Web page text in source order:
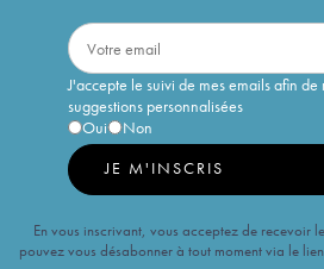
J'accepte le suivi de mes emails afin de
suggestions personnalisées
Oui
Non
JE M'INSCRIS
En vous inscrivant, vous acceptez de recevoir
pouvez vous désabonner à tout moment via le